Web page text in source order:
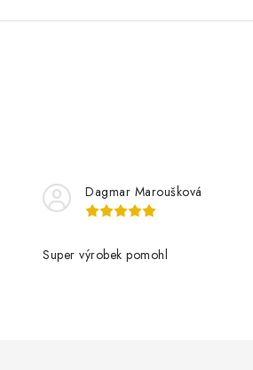
Dagmar Maroušková
Super výrobek pomohl